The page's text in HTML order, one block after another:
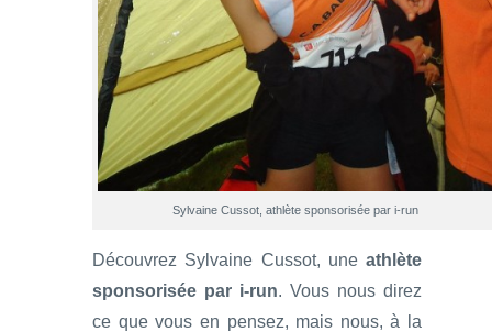
Sylvaine Cussot, athlète sponsorisée par i-run
Découvrez Sylvaine Cussot, une athlète
sponsorisée par i-run. Vous nous direz
ce que vous en pensez, mais nous, à la